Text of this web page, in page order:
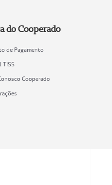
do Cooperado
de Pagamento
TISS
Cooperado